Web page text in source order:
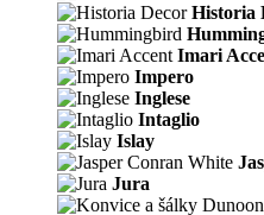
Historia
Imari
Impero
Inglese
Intaglio
Islay
Jura